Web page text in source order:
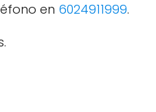
en 6024911999.